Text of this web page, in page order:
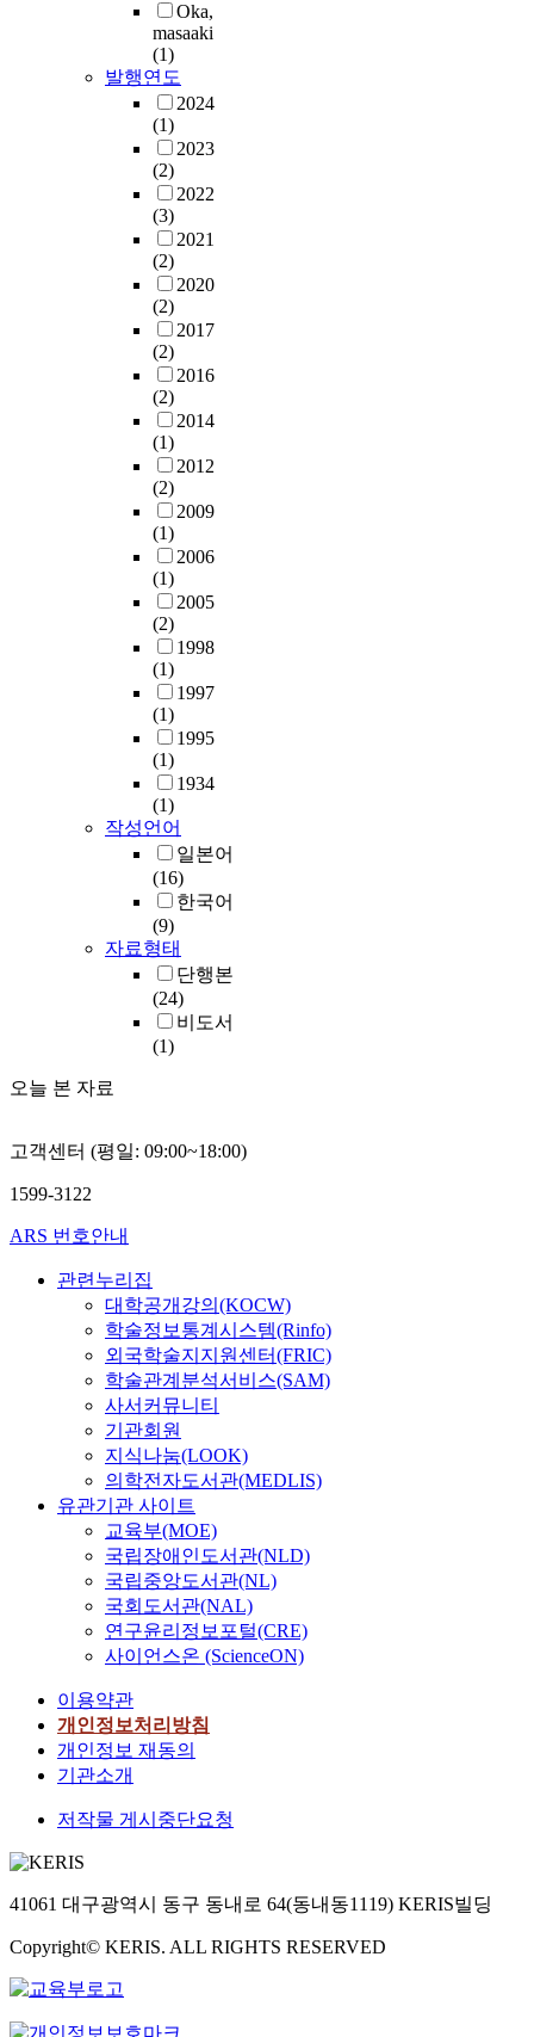
Oka,
masaaki
(1)
발행연도
2024
(1)
2023
(2)
2022
(3)
2021
(2)
2020
(2)
2017
(2)
2016
(2)
2014
(1)
2012
(2)
2009
(1)
2006
(1)
2005
(2)
1998
(1)
1997
(1)
1995
(1)
1934
(1)
작성언어
일본어
(16)
한국어
(9)
자료형태
단행본
(24)
비도서
(1)
오늘 본 자료
고객센터 (평일: 09:00~18:00)
1599-3122
ARS 번호안내
관련누리집
대학공개강의(KOCW)
학술정보통계시스템(Rinfo)
외국학술지지원센터(FRIC)
학술관계분석서비스(SAM)
사서커뮤니티
기관회원
지식나눔(LOOK)
의학전자도서관(MEDLIS)
유관기관 사이트
교육부(MOE)
국립장애인도서관(NLD)
국립중앙도서관(NL)
국회도서관(NAL)
연구윤리정보포털(CRE)
사이언스온 (ScienceON)
이용약관
개인정보처리방침
개인정보 재동의
기관소개
저작물 게시중단요청
41061 대구광역시 동구 동내로 64(동내동1119) KERIS빌딩
Copyright© KERIS. ALL RIGHTS RESERVED